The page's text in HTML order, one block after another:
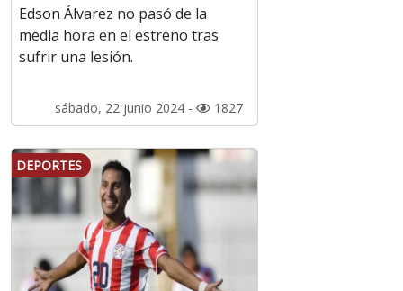
Edson Álvarez no pasó de la
media hora en el estreno tras
sufrir una lesión.
sábado, 22 junio 2024 - 1827
DEPORTES